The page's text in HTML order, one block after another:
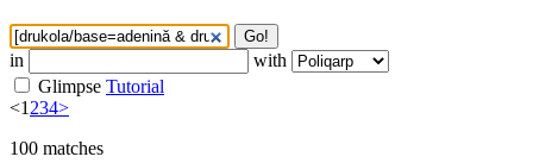
Go!
in
with
Glimpse Tutorial
<1234>
100 matches